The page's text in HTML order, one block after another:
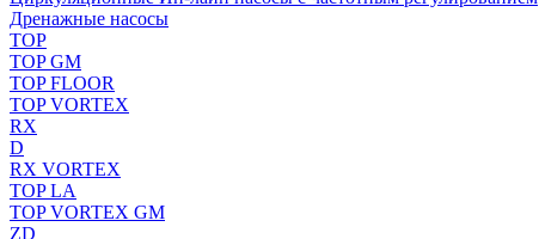
Дренажные насосы
TOP
TOP GM
TOP FLOOR
TOP VORTEX
RX
D
RX VORTEX
TOP LA
TOP VORTEX GM
ZD